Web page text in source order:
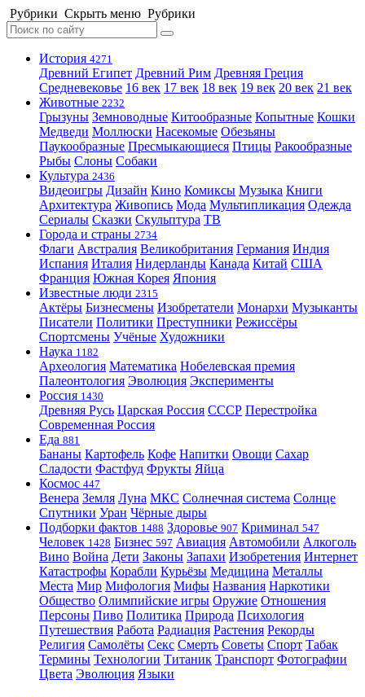
Рубрики Скрыть меню Рубрики
История 4271
Древний Египет Древний Рим Древняя Греция
Средневековье 16 век 17 век 18 век 19 век 20 век 21 век
Животные 2232
Грызуны Земноводные Китообразные Копытные Кошки
Медведи Моллюски Насекомые Обезьяны
Паукообразные Пресмыкающиеся Птицы Ракообразные
Рыбы Слоны Собаки
Культура 2436
Видеоигры Дизайн Кино Комиксы Музыка Книги
Архитектура Живопись Мода Мультипликация Одежда
Сериалы Сказки Скульптура ТВ
Города и страны 2734
Флаги Австралия Великобритания Германия Индия
Испания Италия Нидерланды Канада Китай США
Франция Южная Корея Япония
Известные люди 2315
Актёры Бизнесмены Изобретатели Монархи Музыканты
Писатели Политики Преступники Режиссёры
Спортсмены Учёные Художники
Наука 1182
Археология Математика Нобелевская премия
Палеонтология Эволюция Эксперименты
Россия 1430
Древняя Русь Царская Россия СССР Перестройка
Современная Россия
Еда 881
Бананы Картофель Кофе Напитки Овощи Сахар
Сладости Фастфуд Фрукты Яйца
Космос 447
Венера Земля Луна МКС Солнечная система Солнце
Спутники Уран Чёрные дыры
Подборки фактов 1488 Здоровье 907 Криминал 547
Человек 1428 Бизнес 597 Авиация Автомобили Алкоголь
Вино Война Дети Законы Запахи Изобретения Интернет
Катастрофы Корабли Курьёзы Медицина Металлы
Места Мир Мифология Мифы Названия Наркотики
Общество Олимпийские игры Оружие Отношения
Персоны Пиво Политика Природа Психология
Путешествия Работа Радиация Растения Рекорды
Религия Самолёты Секс Смерть Советы Спорт Табак
Термины Технологии Титаник Транспорт Фотографии
Цвета Эволюция Языки